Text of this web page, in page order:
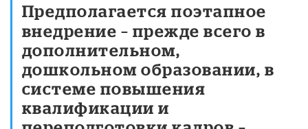
Предполагается поэтапное
внедрение – прежде всего в
дополнительном,
дошкольном образовании, в
системе повышения
квалификации и